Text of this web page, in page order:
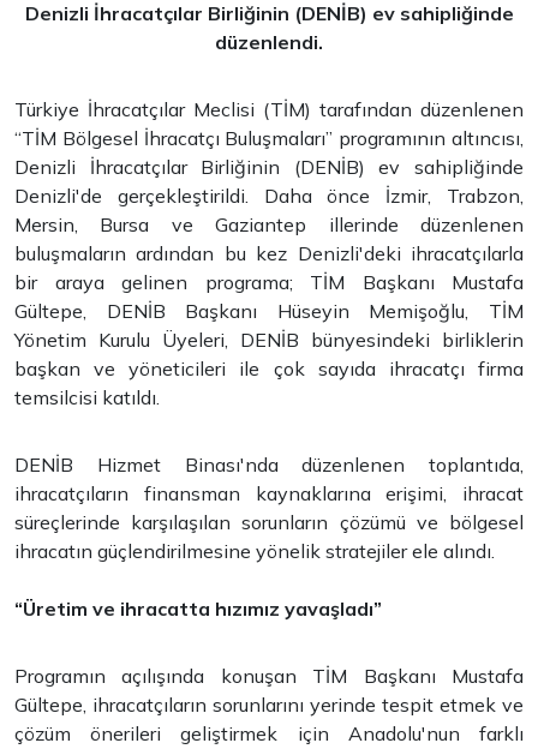
Denizli İhracatçılar Birliğinin (DENİB) ev sahipliğinde
düzenlendi.
Türkiye İhracatçılar Meclisi (TİM) tarafından düzenlenen
“TİM Bölgesel İhracatçı Buluşmaları” programının altıncısı,
Denizli İhracatçılar Birliğinin (DENİB) ev sahipliğinde
Denizli'de gerçekleştirildi. Daha önce İzmir, Trabzon,
Mersin, Bursa ve Gaziantep illerinde düzenlenen
buluşmaların ardından bu kez Denizli'deki ihracatçılarla
bir araya gelinen programa; TİM Başkanı Mustafa
Gültepe, DENİB Başkanı Hüseyin Memişoğlu, TİM
Yönetim Kurulu Üyeleri, DENİB bünyesindeki birliklerin
başkan ve yöneticileri ile çok sayıda ihracatçı firma
temsilcisi katıldı.
DENİB Hizmet Binası'nda düzenlenen toplantıda,
ihracatçıların finansman kaynaklarına erişimi, ihracat
süreçlerinde karşılaşılan sorunların çözümü ve bölgesel
ihracatın güçlendirilmesine yönelik stratejiler ele alındı.
“Üretim ve ihracatta hızımız yavaşladı”
Programın açılışında konuşan TİM Başkanı Mustafa
Gültepe, ihracatçıların sorunlarını yerinde tespit etmek ve
çözüm önerileri geliştirmek için Anadolu'nun farklı